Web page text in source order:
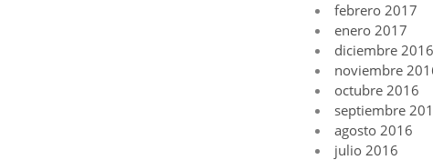
febrero 2017
enero 2017
diciembre 2016
noviembre
octubre 2016
septiembre
agosto 2016
julio 2016